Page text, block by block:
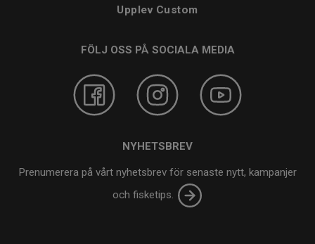
Upplev Custom
FÖLJ OSS PÅ SOCIALA MEDIA
NYHETSBREV
Prenumerera på vårt nyhetsbrev för senaste nytt, kampanjer
och fisketips.